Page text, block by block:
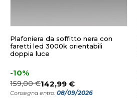
Plafoniera da soffitto nera con
faretti led 3000k orientabili
doppia luce
-10%
159,00 €142,99 €
Consegna entro: 08/09/2026